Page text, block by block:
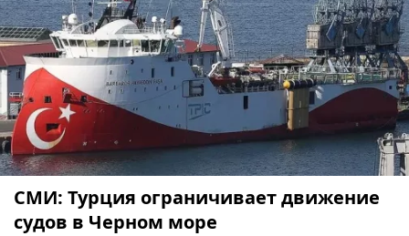
СМИ: Турция ограничивает движение
судов в Черном море